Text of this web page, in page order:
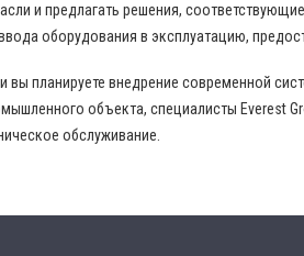
и предлагать решения,
оборудования в эксплуатацию,
вы планируете внедрение современной
объекта, специалисты Everest
обслуживание.